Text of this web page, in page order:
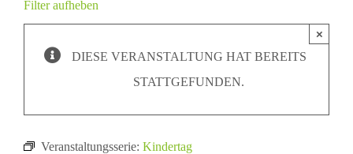
Filter aufheben
DIESE VERANSTALTUNG HAT BEREITS
STATTGEFUNDEN.
×
Veranstaltungsserie: Kindertag